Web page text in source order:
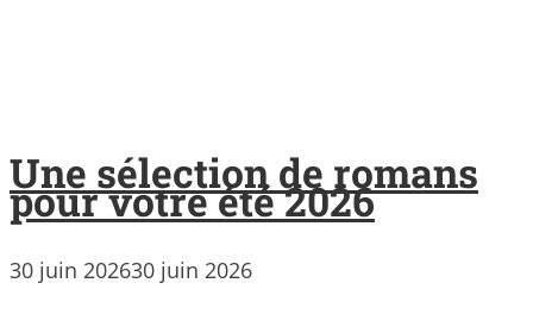
Une sélection de romans
pour votre été 2026
30 juin 202630 juin 2026